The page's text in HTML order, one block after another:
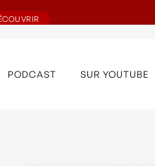
PODCAST SUR YOUTUBE